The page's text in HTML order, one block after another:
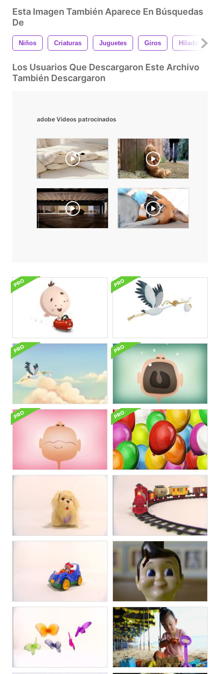
Esta Imagen También Aparece En Búsquedas
De
Niños Criaturas Juguetes Giros Hilado
Los Usuarios Que Descargaron Este Archivo
También Descargaron
adobe Videos patrocinados